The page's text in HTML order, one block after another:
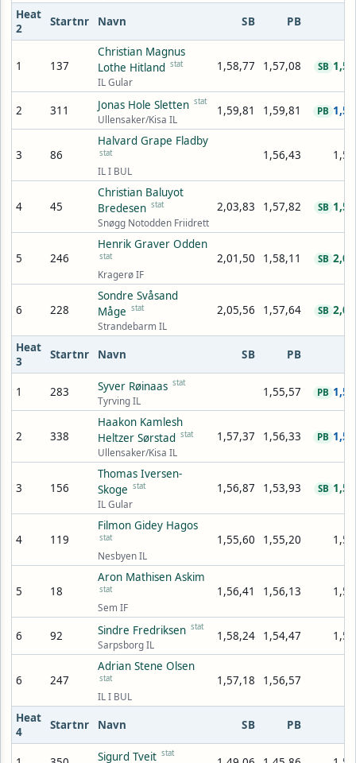
Heat
2
Startnr Navn SB PB
1 137
Christian Magnus
Lothe Hitland stat
IL Gular
1,58,77 1,57,08 SB
2 311 Jonas Hole Sletten stat
Ullensaker/Kisa IL
1,59,81 1,59,81 PB
3 86
Halvard Grape Fladby
stat
IL I BUL
1,56,43
4 45
Christian Baluyot
Bredesen stat
Snøgg Notodden Friidrett
2,03,83 1,57,82 SB
5 246
Henrik Graver Odden
stat
Kragerø IF
2,01,50 1,58,11 SB
6 228
Sondre Svåsand
Måge stat
Strandebarm IL
2,05,56 1,57,64 SB
Heat
3
Startnr Navn SB PB
1 283 Syver Røinaas stat
Tyrving IL
1,55,57 PB
2 338
Haakon Kamlesh
Heltzer Sørstad stat
Ullensaker/Kisa IL
1,57,37 1,56,33 PB
3 156
Thomas Iversen-
Skoge stat
IL Gular
1,56,87 1,53,93 SB
4 119
Filmon Gidey Hagos
stat
Nesbyen IL
1,55,60 1,55,20
5 18
Aron Mathisen Askim
stat
Sem IF
1,56,41 1,56,13
6 92 Sindre Fredriksen stat
Sarpsborg IL
1,58,24 1,54,47
6 247
Adrian Stene Olsen
stat
IL I BUL
1,57,18 1,56,57
Heat
4
Startnr Navn SB PB
Sigurd Tveit stat